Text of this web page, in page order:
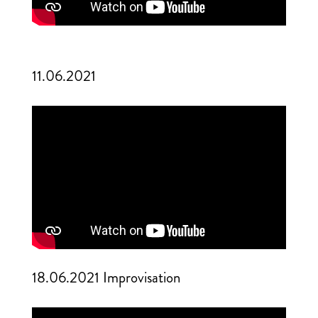
11.06.2021
18.06.2021 Improvisation